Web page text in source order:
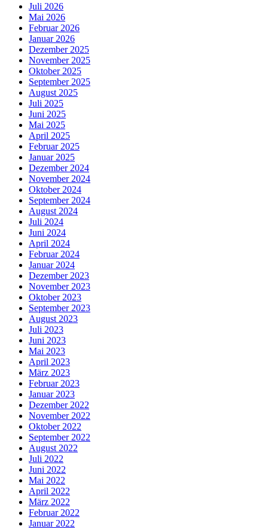
Juli 2026
Mai 2026
Februar 2026
Januar 2026
Dezember 2025
November 2025
Oktober 2025
September 2025
August 2025
Juli 2025
Juni 2025
Mai 2025
April 2025
Februar 2025
Januar 2025
Dezember 2024
November 2024
Oktober 2024
September 2024
August 2024
Juli 2024
Juni 2024
April 2024
Februar 2024
Januar 2024
Dezember 2023
November 2023
Oktober 2023
September 2023
August 2023
Juli 2023
Juni 2023
Mai 2023
April 2023
März 2023
Februar 2023
Januar 2023
Dezember 2022
November 2022
Oktober 2022
September 2022
August 2022
Juli 2022
Juni 2022
Mai 2022
April 2022
März 2022
Februar 2022
Januar 2022